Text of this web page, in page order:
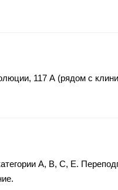
117 А (рядом с
А, В, С, Е.